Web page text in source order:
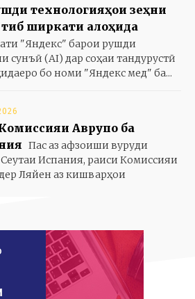
технологияҳои зеҳни
тиб ширкати алоҳида
"Яндекс" барои рушди
сунъӣ (AI) дар соҳаи тандурустӣ
бо номи "Яндекс мед" ба...
Аврупо ба
Пас аз афзоиши вуруди
Испания, раиси Комиссияи
Ляйен аз кишварҳои